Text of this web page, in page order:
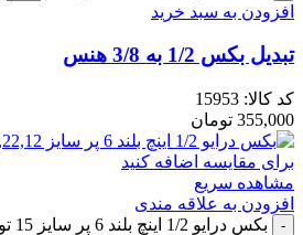
افزودن به سبد خرید
تبدیل بکس 1/2 به 3/8 هنس
کد کالا: 15953
355,000 تومان
برای مقایسه اضافه کنید
مشاهده سریع
افزودن به علاقه مندی
بکس درایو 1/2 اینچ بلند 6 پر سایز 15 توسن عدد